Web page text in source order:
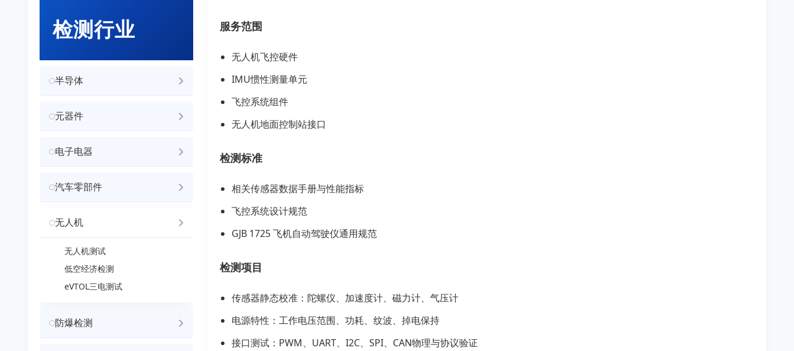
服务范围
无人机飞控硬件
IMU惯性测量单元
飞控系统组件
无人机地面控制站接口
检测标准
相关传感器数据手册与性能指标
飞控系统设计规范
GJB 1725 飞机自动驾驶仪通用规范
检测项目
传感器静态校准：陀螺仪、加速度计、磁力计、气压计
电源特性：工作电压范围、功耗、纹波、掉电保持
接口测试：PWM、UART、I2C、SPI、CAN物理与协议验证
检测行业
半导体
元器件
电子电器
汽车零部件
无人机
无人机测试
低空经济检测
eVTOL三电测试
防爆检测